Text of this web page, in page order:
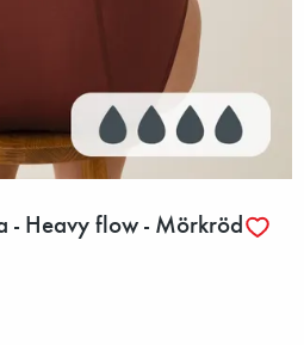
- Heavy flow - Mörkröd